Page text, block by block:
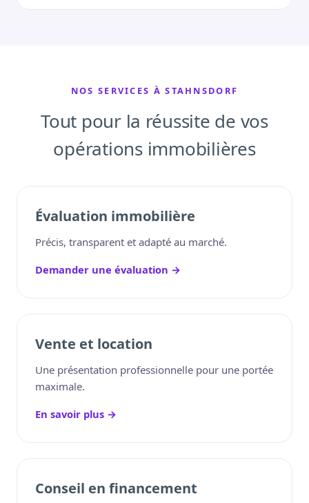
NOS SERVICES À STAHNSDORF
Tout pour la réussite de vos
opérations immobilières
Évaluation immobilière
Précis, transparent et adapté au marché.
Demander une évaluation →
Vente et location
Une présentation professionnelle pour une portée
maximale.
En savoir plus →
Conseil en financement